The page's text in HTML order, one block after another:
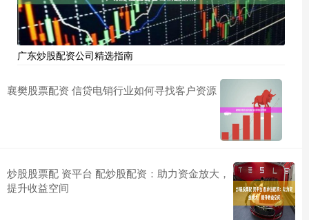
广东炒股配资公司精选指南
襄樊股票配资 信贷电销行业如何寻找客户资源
炒股股票配 资平台 配炒股配资：助力资金放大，
提升收益空间